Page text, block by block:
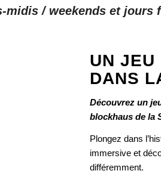
midis / weekends et jours
UN JEU
DANS
Découvrez un
blockhaus de la
Plongez dans
immersive et
différemment.